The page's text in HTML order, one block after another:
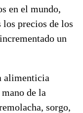
en el mundo,
los precios de los
un
alimenticia
de la
sorgo,